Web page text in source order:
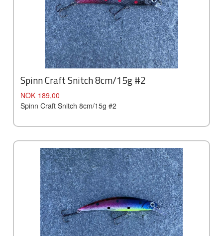
Spinn Craft Snitch 8cm/15g #2
Pris
NOK 189,00
Spinn Craft Snitch 8cm/15g #2